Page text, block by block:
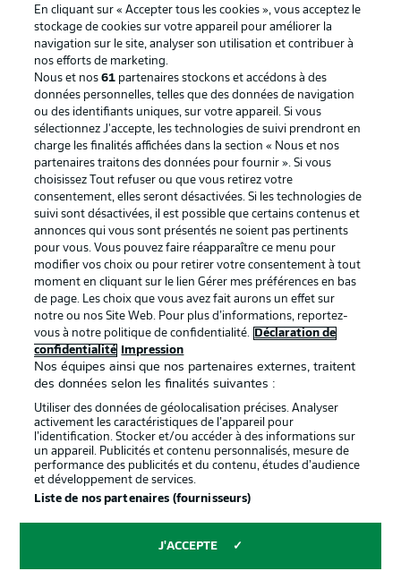
La publicité Conditions d’utilisation des
Mentions Légales Gérer mes préférences
Déclaration de
confidentialité
Diffuseurs
Travaux Contact
Impression Joueurs
© 2026 Bundesliga-Gruppe GmbH
Choisissez votre langue
En cliquant sur « Accepter tous les cookies », vous acceptez le
stockage de cookies sur votre appareil pour améliorer la
navigation sur le site, analyser son utilisation et contribuer à
nos efforts de marketing.
Nous et nos61 partenaires stockons et accédons à des
données personnelles, telles que des données de navigation
ou des identifiants uniques, sur votre appareil. Si vous
sélectionnez J'accepte, les technologies de suivi prendront en
charge les finalités affichées dans la section « Nous et nos
partenaires traitons des données pour fournir ». Si vous
choisissez Tout refuser ou que vous retirez votre
consentement, elles seront désactivées. Si les technologies de
suivi sont désactivées, il est possible que certains contenus et
annonces qui vous sont présentés ne soient pas pertinents
pour vous. Vous pouvez faire réapparaître ce menu pour
modifier vos choix ou pour retirer votre consentement à tout
moment en cliquant sur le lien Gérer mes préférences en bas
de page. Les choix que vous avez fait aurons un effet sur
notre ou nos Site Web. Pour plus d’informations, reportez-
vous à notre politique de confidentialité.
Déclaration de
confidentialité
Impression
Nos équipes ainsi que nos partenaires externes, traitent
des données selon les finalités suivantes :
Utiliser des données de géolocalisation précises. Analyser
activement les caractéristiques de l’appareil pour
l’identification. Stocker et/ou accéder à des informations sur
un appareil. Publicités et contenu personnalisés, mesure de
performance des publicités et du contenu, études d’audience
et développement de services.
Liste de nos partenaires (fournisseurs)
J'ACCEPTE